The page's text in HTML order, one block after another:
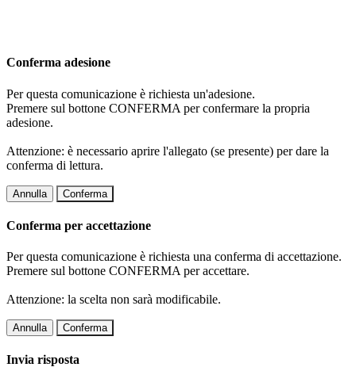
Conferma adesione
Per questa comunicazione è richiesta un'adesione.
Premere sul bottone CONFERMA per confermare la propria
adesione.
Attenzione: è necessario aprire l'allegato (se presente) per dare la
conferma di lettura.
Annulla Conferma
Conferma per accettazione
Per questa comunicazione è richiesta una conferma di accettazione.
Premere sul bottone CONFERMA per accettare.
Attenzione: la scelta non sarà modificabile.
Annulla Conferma
Invia risposta